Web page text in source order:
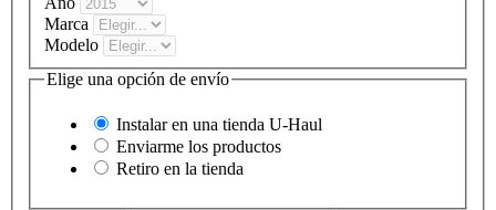
Marca
Modelo
Elige una opción de envío
Instalar en una tienda U-Haul
Enviarme los productos
Retiro en la tienda